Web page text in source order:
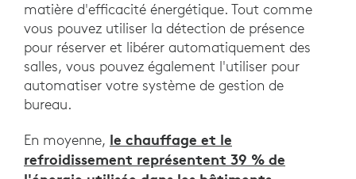
matière d'efficacité énergétique. Tout comme
vous pouvez utiliser la détection de présence
pour réserver et libérer automatiquement des
salles, vous pouvez également l'utiliser pour
automatiser votre système de gestion de
bureau.
En moyenne, le chauffage et le
refroidissement représentent 39 % de